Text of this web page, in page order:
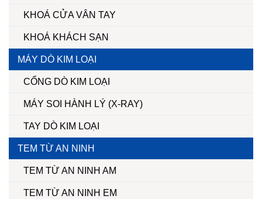
KHOÁ CỬA VÂN TAY
KHOÁ KHÁCH SẠN
MÁY DÒ KIM LOẠI
CỔNG DÒ KIM LOẠI
MÁY SOI HÀNH LÝ (X-RAY)
TAY DÒ KIM LOẠI
TEM TỪ AN NINH
TEM TỪ AN NINH AM
TEM TỪ AN NINH EM